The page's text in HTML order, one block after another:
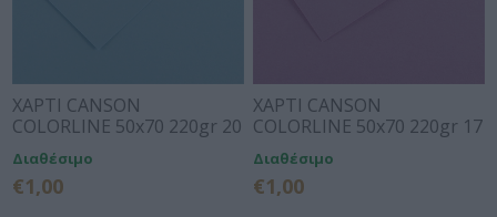
ΧΑΡΤΙ CANSON
COLORLINE 50x70 220gr 20
SKY BLUE
Διαθέσιμο
€1,00
ΧΑΡΤΙ CANSON
COLORLINE 50x70 220gr 17
LILAC
Διαθέσιμο
€1,00